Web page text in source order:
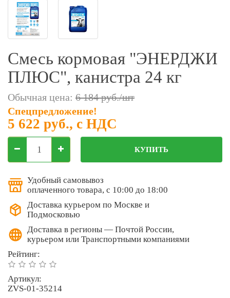
Смесь кормовая "ЭНЕРДЖИ
ПЛЮС", канистра 24 кг
Обычная цена: 6 184 руб./шт
Спецпредложение!
5 622 руб., с НДС
КУПИТЬ
Удобный самовывоз
оплаченного товара, с 10:00 до 18:00
Доставка курьером по Москве и
Подмосковью
Доставка в регионы — Почтой России,
курьером или Транспортными компаниями
Рейтинг:
Артикул:
ZVS-01-35214
Фильтры молочные
Электронная маркировка коров
Держатели лизунцов